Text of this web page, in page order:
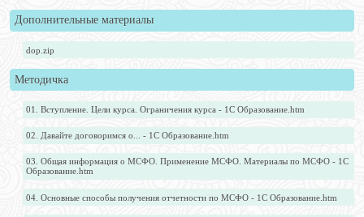
Дополнительные материалы
dop.zip
Методичка
01. Вступление. Цели курса. Ограничения курса - 1С Образование.htm
02. Давайте договоримся о... - 1С Образование.htm
03. Общая информация о МСФО. Применение МСФО. Материалы по МСФО - 1С
Образование.htm
04. Основные способы получения отчетности по МСФО - 1С Образование.htm